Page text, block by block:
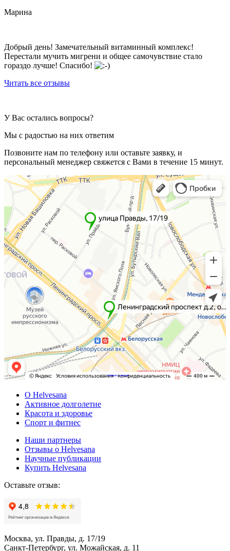
Марина
Добрый день! Замечательный витаминный комплекс!
Перестали мучить мигрени и общее самочувствие стало
гораздо лучше! Спасибо!
Читать все отзывы
У Вас остались вопросы?
Мы с радостью на них ответим
Позвоните нам по телефону или оставьте заявку, и
персональный менеджер свяжется с Вами в течение 15 минут.
О Helvesana
Активное долголетие
Красота и здоровье
Спорт и фитнес
Наши партнеры
Отзывы о Helvesana
Научные публикации
Купить Helvesana
Оставьте отзыв:
Москва, ул. Правды, д. 17/19
Санкт-Петербург, ул. Можайская, д. 11